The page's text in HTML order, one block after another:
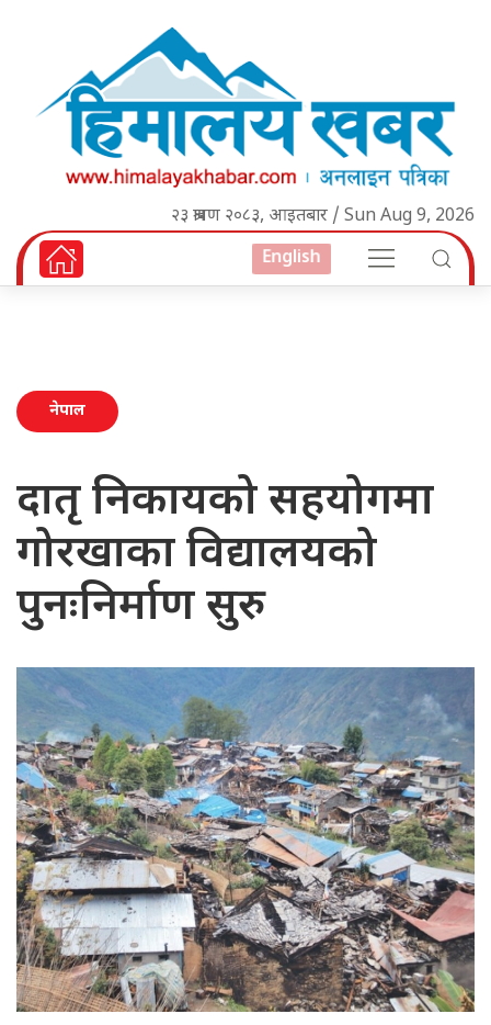
२३ श्रावण २०८३, आइतबार / Sun Aug 9, 2026
English
नेपाल
दातृ निकायको सहयोगमा
गोरखाका विद्यालयको
पुनःनिर्माण सुरु